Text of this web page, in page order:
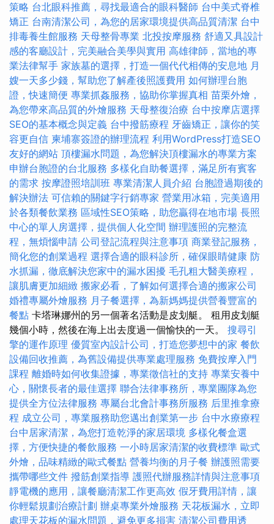
策略 台北眼科推薦，尋找最適合的眼科醫師 台中美式脊椎
矯正 台南清潔公司，為您的居家環境提供高品質清潔 台中
排毒養生館服務 天母整骨專業 北投按摩服務 舒適又具設計
感的客廳設計，完美融合美學與實用 高雄律師，當地的專
業法律幫手 家族墓的選擇，打造一個代代相傳的安息地 月
嫂一天多少錢，幫助您了解產後照護費用 如何辦理台胞
證，快速簡便 專業抓姦服務，協助你掌握真相 苗栗外燴，
為您帶來高品質的外燴服務 天母整復治療 台中按摩店選擇
SEO的基本概念與定義 台中撥筋療程 牙齒矯正，讓你的笑
容更自信 柬埔寨簽證的辦理流程 利用WordPress打造SEO
友好的網站 頂樓漏水問題，為您解決頂樓漏水的專業方案
申辦台胞證的台北服務 多樣化自助餐選擇，滿足所有賓客
的需求 按摩證照培訓班 專業清潔人員介紹 台胞證過期後的
解決辦法 可信賴的關鍵字行銷專家 營業用冰箱，完美適用
於各類餐飲業務 區域性SEO策略，助您贏得在地市場 長照
中心的單人房選擇，提供個人化空間 辦理護照的完整流
程，無煩惱申請 公司登記流程與注意事項 商業登記服務，
簡化您的創業過程 選擇合適的眼科診所，確保眼睛健康 防
水抓漏，徹底解決您家中的漏水困擾 毛孔粗大醫美療程，
讓肌膚更加細緻 搬家必看，了解如何選擇合適的搬家公司
婚禮專屬外燴服務 月子餐選擇，為新媽媽提供營養豐富的
餐點 卡塔琳娜州的另一個著名活動是皮划艇。 租用皮划艇
幾個小時，然後在海上出去度過一個愉快的一天。 搜尋引
擎的運作原理 優質室內設計公司，打造您夢想中的家 餐飲
設備回收推薦，為舊設備提供專業處理服務 免費按摩入門
課程 離婚時如何收集證據，專業徵信社的支持 專業安養中
心，關懷長者的最佳選擇 聯合法律事務所，專業團隊為您
提供全方位法律服務 專屬台北會計事務所服務 后里推拿療
程 成立公司，專業服務助您邁出創業第一步 台中水療療程
台中居家清潔，為您打造乾淨的家居環境 多樣化餐盒選
擇，方便快捷的餐飲服務 一小時居家清潔的收費標準 歐式
外燴，品味精緻的歐式餐點 營養均衡的月子餐 辦護照需要
攜帶哪些文件 撥筋創業指導 護照代辦服務詳情與注意事項
靜電機的應用，讓餐廳清潔工作更高效 假牙費用詳情，讓
你輕鬆規劃治療計劃 辦桌專業外燴服務 天花板漏水，立即
處理天花板的漏水問題，避免更多損害 清潔公司費用透